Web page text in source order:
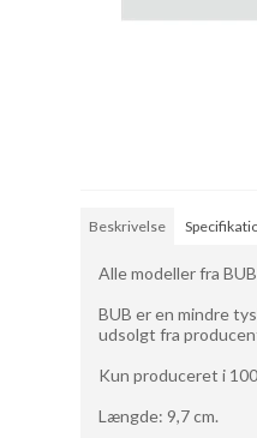
Beskrivelse
Alle modeller fra
BUB er en mindre
udsolgt fra
Kun produceret i
Længde: 9,7 cm.